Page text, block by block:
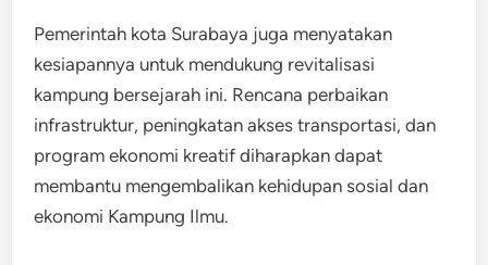
Pemerintah kota Surabaya juga menyatakan
kesiapannya untuk mendukung revitalisasi
kampung bersejarah ini. Rencana perbaikan
infrastruktur, peningkatan akses transportasi, dan
program ekonomi kreatif diharapkan dapat
membantu mengembalikan kehidupan sosial dan
ekonomi Kampung Ilmu.